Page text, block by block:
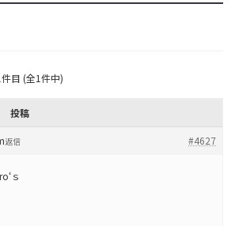
目 (全1件中)
投稿
#4627
返信
ｓ